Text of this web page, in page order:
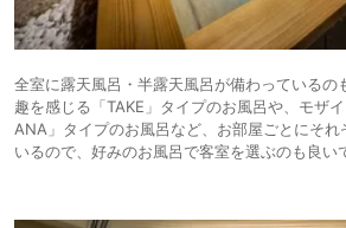
全室に露天風呂・半露天風呂が備わっているの
趣を感じる「TAKE」タイプのお風呂や、モザ
ANA」タイプのお風呂など、お部屋ごとにそれ
いるので、好みのお風呂で客室を選ぶのも良い